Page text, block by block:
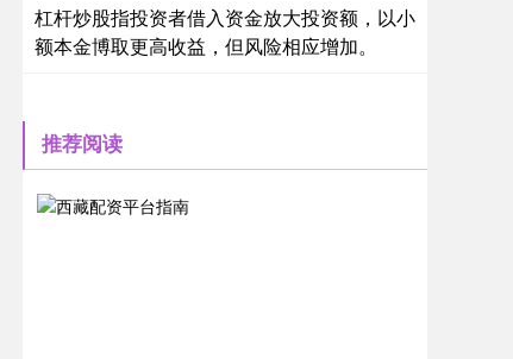
杠杆炒股指投资者借入资金放大投资额，以小
额本金博取更高收益，但风险相应增加。
推荐阅读